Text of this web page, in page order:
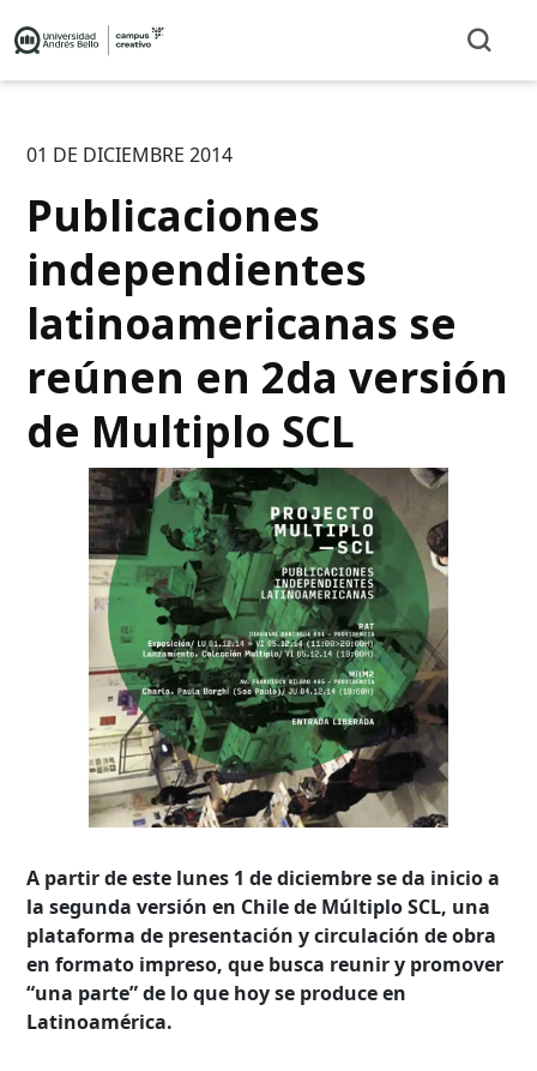
01 DE DICIEMBRE 2014
Publicaciones
independientes
latinoamericanas se
reúnen en 2da versión
de Multiplo SCL
A partir de este lunes 1 de diciembre se da inicio a
la segunda versión en Chile de Múltiplo SCL, una
plataforma de presentación y circulación de obra
en formato impreso, que busca reunir y promover
“una parte” de lo que hoy se produce en
Latinoamérica.